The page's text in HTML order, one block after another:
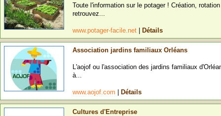
Toute l'information sur le potager ! Création,
retrouvez...
www.potager-facile.net Détails
Association jardins familiaux Orléans
L'aojof ou l'association des jardins familiaux
à...
www.aojof.com Détails
Cultures d'Entreprise